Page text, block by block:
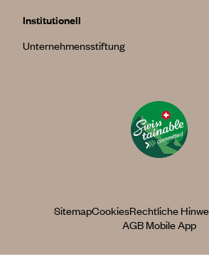
Institutionell
Unternehmensstiftung
SitemapCookiesRechtliche
AGB Mobile App